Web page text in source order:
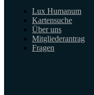
Lux Humanum
Kartensuche
Über uns
Mitgliederantrag
Fragen